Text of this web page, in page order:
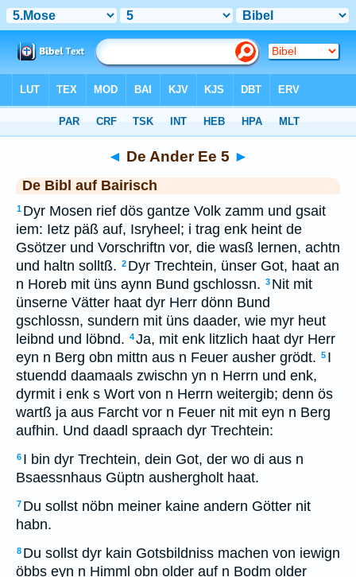
◄ De Ander Ee 5 ►
De Bibl auf Bairisch
1 Dyr Mosen rief dös gantze Volk zamm und gsait
iem: Ietz päß auf, Isryheel; i trag enk heint de
Gsötzer und Vorschriftn vor, die wasß lernen, achtn
und haltn solltß. 2 Dyr Trechtein, ünser Got, haat an
n Horeb mit üns aynn Bund gschlossn. 3 Nit mit
ünserne Vätter haat dyr Herr dönn Bund
gschlossn, sundern mit üns daader, wie myr heut
leibnd und löbnd. 4Ja, mit enk litzlich haat dyr Herr
eyn n Berg obn mittn aus n Feuer ausher grödt. 5 I
stuendd daamaals zwischn yn n Herrn und enk,
dyrmit i enk s Wort von n Herrn weitergib; denn ös
wartß ja aus Farcht vor n Feuer nit mit eyn n Berg
aufhin. Und daadl spraach dyr Trechtein:
6 I bin dyr Trechtein, dein Got, der wo di aus n
Bsaessnhaus Güptn aushergholt haat.
7 Du sollst nöbn meiner kaine andern Götter nit
habn.
8 Du sollst dyr kain Gotsbildniss machen von iewign
öbbs eyn n Himml obn older auf n Bodm older